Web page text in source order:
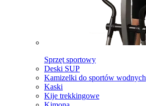
Sprzęt sportowy
Deski SUP
Kamizelki do sportów wodnych
Kaski
Kije trekkingowe